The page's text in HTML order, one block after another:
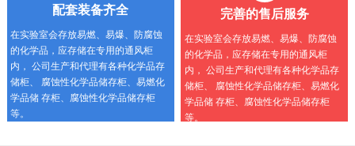
配套装备齐全
在实验室会存放易燃、易爆、防腐蚀
的化学品，应存储在专用的通风柜
内， 公司生产和代理有各种化学品存
储柜、 腐蚀性化学品储存柜、易燃化
学品储 存柜、腐蚀性化学品储存柜
等。
完善的售后服务
在实验室会存放易燃、易爆、防腐蚀
的化学品，应存储在专用的通风柜
内， 公司生产和代理有各种化学品存
储柜、 腐蚀性化学品储存柜、易燃化
学品储 存柜、腐蚀性化学品储存柜
等。